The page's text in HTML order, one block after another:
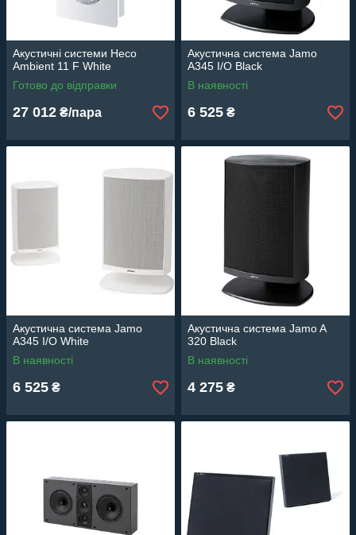
Акустичні системи Heco
Ambient 11 F White
Готово до відправки
27 012 ₴/пара
Акустична система Jamo
A345 I/O Black
В наявності
6 525 ₴
Акустична система Jamo
A345 I/O White
В наявності
6 525 ₴
Акустична система Jamo A
320 Black
В наявності
4 275 ₴